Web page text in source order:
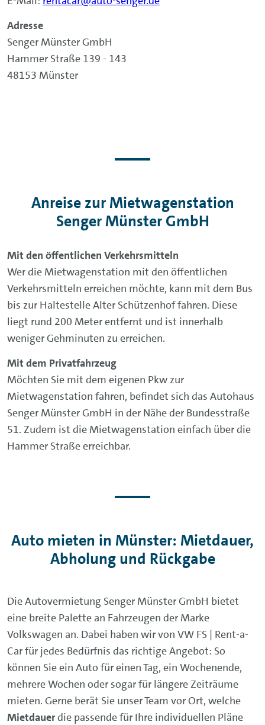
Adresse
Senger Münster GmbH
Hammer Straße 139 - 143
48153 Münster
Anreise zur Mietwagenstation
Senger Münster GmbH
Mit den öffentlichen Verkehrsmitteln
Wer die Mietwagenstation mit den öffentlichen
Verkehrsmitteln erreichen möchte, kann mit dem Bus
bis zur Haltestelle Alter Schützenhof fahren. Diese
liegt rund 200 Meter entfernt und ist innerhalb
weniger Gehminuten zu erreichen.
Mit dem Privatfahrzeug
Möchten Sie mit dem eigenen Pkw zur
Mietwagenstation fahren, befindet sich das Autohaus
Senger Münster GmbH in der Nähe der Bundesstraße
51. Zudem ist die Mietwagenstation einfach über die
Hammer Straße erreichbar.
Auto mieten in Münster: Mietdauer,
Abholung und Rückgabe
Die Autovermietung Senger Münster GmbH bietet
eine breite Palette an Fahrzeugen der Marke
Volkswagen an. Dabei haben wir von VW FS | Rent-a-
Car für jedes Bedürfnis das richtige Angebot: So
können Sie ein Auto für einen Tag, ein Wochenende,
mehrere Wochen oder sogar für längere Zeiträume
mieten. Gerne berät Sie unser Team vor Ort, welche
Mietdauerdie passende für Ihre individuellen Pläne